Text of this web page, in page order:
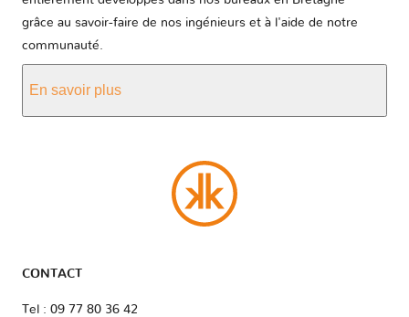
grâce au savoir-faire de nos ingénieurs et à l'aide de notre
communauté.
En savoir plus
CONTACT
Tel : 09 77 80 36 42